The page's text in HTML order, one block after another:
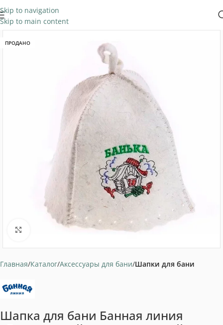
Skip to navigation
Skip to main content
ПРОДАНО
Нажмите, чтобы увеличить
Главная Каталог Аксессуары для бани Шапки для бани
Шапка для бани Банная линия